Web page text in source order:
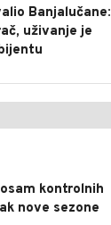
Banjalučane:
uživanje je
kontrolnih
nove sezone